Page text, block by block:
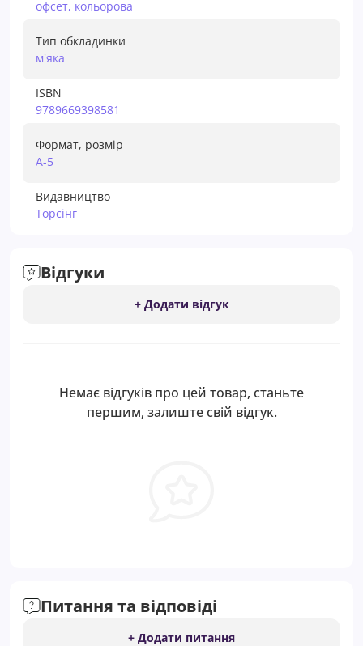
офсет, кольорова
Тип обкладинки
м'яка
ISBN
9789669398581
Формат, розмір
А-5
Видавництво
Торсiнг
Відгуки
+ Додати відгук
Немає відгуків про цей товар, станьте
першим, залиште свій відгук.
Питання та відповіді
+ Додати питання